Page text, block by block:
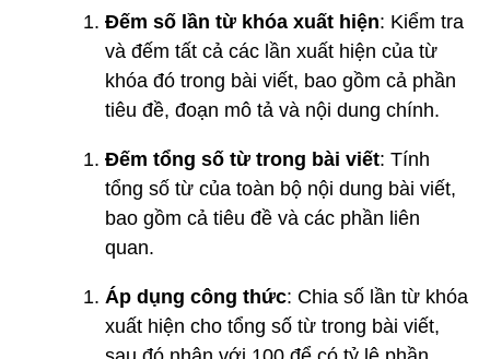
Đếm số lần từ khóa xuất hiện: Kiểm tra
và đếm tất cả các lần xuất hiện của từ
khóa đó trong bài viết, bao gồm cả phần
tiêu đề, đoạn mô tả và nội dung chính.
Đếm tổng số từ trong bài viết: Tính
tổng số từ của toàn bộ nội dung bài viết,
bao gồm cả tiêu đề và các phần liên
quan.
Áp dụng công thức: Chia số lần từ khóa
xuất hiện cho tổng số từ trong bài viết,